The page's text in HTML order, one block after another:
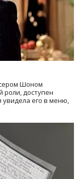
Шоном
роли, доступен
увидела его в меню,